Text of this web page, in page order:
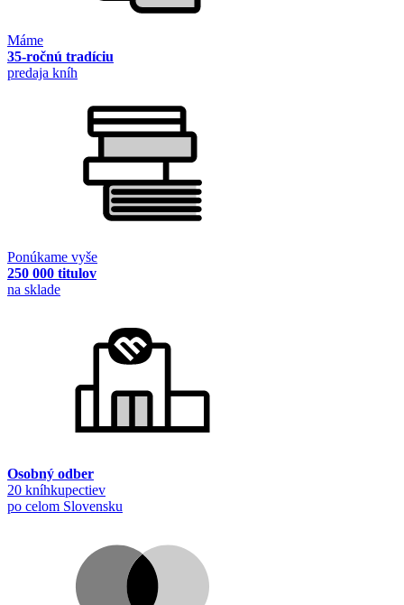
Máme
35-ročnú tradíciu
predaja kníh
Ponúkame vyše
250 000 titulov
na sklade
Osobný odber
20 kníhkupectiev
po celom Slovensku